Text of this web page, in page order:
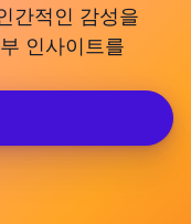
간적인 감성을
인사이트를